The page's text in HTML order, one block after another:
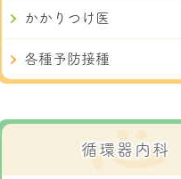
かかりつけ医
各種予防接種
循環器内科